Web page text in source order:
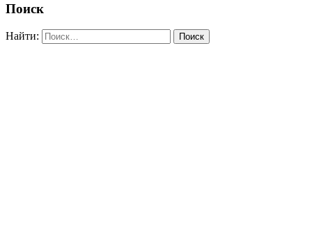
Поиск
Найти: